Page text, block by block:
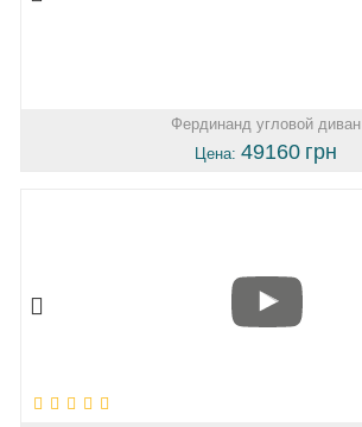
Фердинанд угловой диван
Цена: 49160 грн